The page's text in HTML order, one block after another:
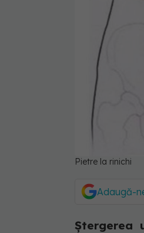
Pietre la rinichi
Adaugă-
Ștergerea